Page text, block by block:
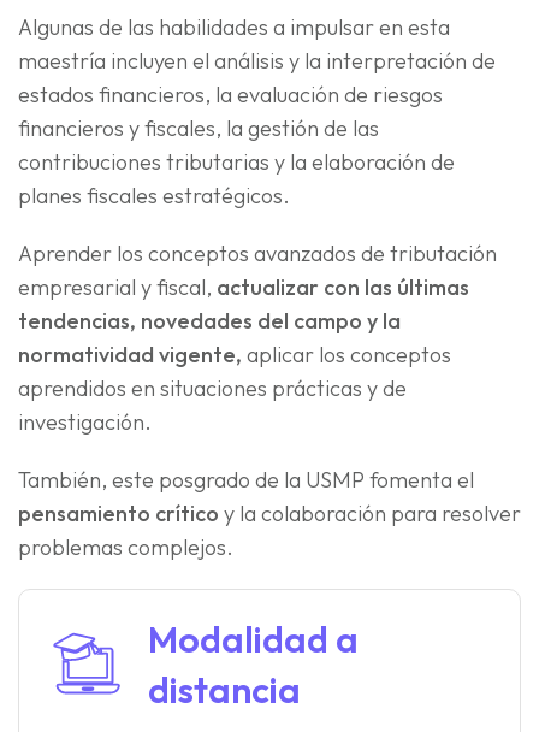
Algunas de las habilidades a impulsar en esta
maestría incluyen el análisis y la interpretación de
estados financieros, la evaluación de riesgos
financieros y fiscales, la gestión de las
contribuciones tributarias y la elaboración de
planes fiscales estratégicos.
Aprender los conceptos avanzados de tributación
empresarial y fiscal, actualizar con las últimas
tendencias, novedades del campo y la
normatividad vigente, aplicar los conceptos
aprendidos en situaciones prácticas y de
investigación.
También, este posgrado de la USMP fomenta el
pensamiento crítico y la colaboración para resolver
problemas complejos.
Modalidad a
distancia